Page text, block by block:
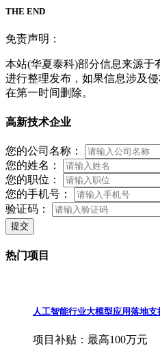
THE END
免责声明：
本站(华夏泰科)部分信息来源于
进行整理发布，如果信息涉及
在第一时间删除。
高新技术企业
您的公司名称：
您的姓名：
您的职位：
您的手机号：
验证码：
提交
热门项目
人工智能行业大模型应用落地支
项目补贴： 最高100万元